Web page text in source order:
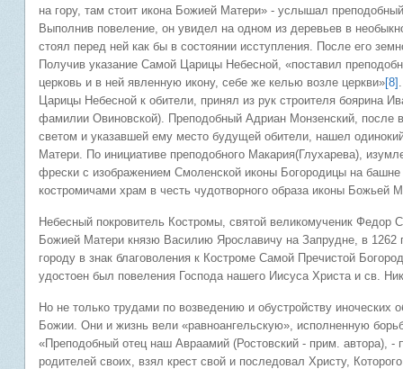
на гору, там стоит икона Божией Матери» - услышал
Выполнив повеление, он увидел на одном из деревьев в
стоял перед ней как бы в состоянии исступления. После его
Получив указание Самой Царицы Небесной, «поставил
церковь и в ней явленную икону, себе же келью возле церкви»[8]
Царицы Небесной к обители, принял из рук строителя боярина
фамилии Овиновской). Преподобный Адриан Монзенский, после
светом и указавшей ему место будущей обители, нашел
Матери. По инициативе преподобного Макария(Глухарева),
фрески с изображением Смоленской иконы Богородицы на
костромичами храм в честь чудотворного образа иконы Божьей
Небесный покровитель Костромы, святой великомученик Федор
Божией Матери князю Василию Ярославичу на Запрудне, в 1262
городу в знак благоволения к Костроме Самой Пречистой
удостоен был повеления Господа нашего Иисуса Христа и св.
Но не только трудами по возведению и обустройству
Божии. Они и жизнь вели «равноангельскую», исполненную
«Преподобный отец наш Авраамий (Ростовский - прим. автора), -
родителей своих, взял крест свой и последовал Христу,